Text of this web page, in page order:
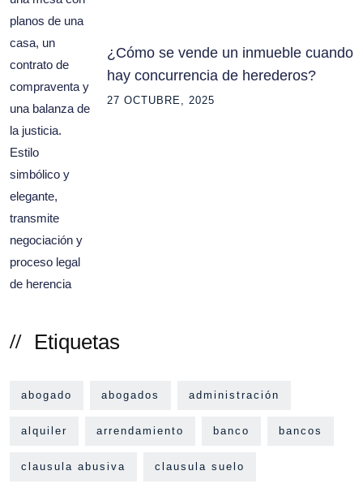
¿Cómo se vende un inmueble cuando
hay concurrencia de herederos?
27 OCTUBRE, 2025
Etiquetas
abogado abogados administración
alquiler arrendamiento banco bancos
clausula abusiva clausula suelo